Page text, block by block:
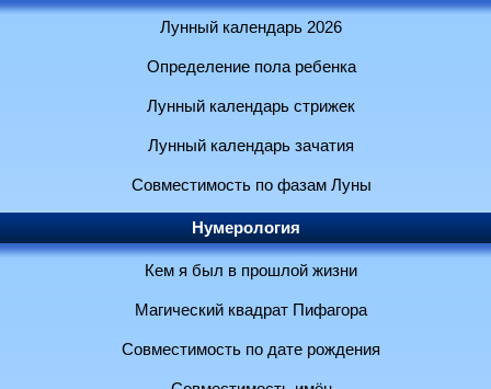
Лунный календарь 2026
Определение пола ребенка
Лунный календарь стрижек
Лунный календарь зачатия
Совместимость по фазам Луны
Нумерология
Кем я был в прошлой жизни
Магический квадрат Пифагора
Совместимость по дате рождения